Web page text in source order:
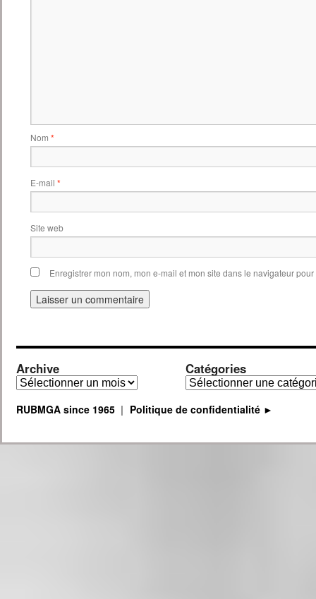
Nom *
E-mail *
Site web
Enregistrer mon nom, mon e-mail et mon site dans le navigateur
Archive
Archive
Catégories
Catégories
RUBMGA since 1965 Politique de confidentialité ►